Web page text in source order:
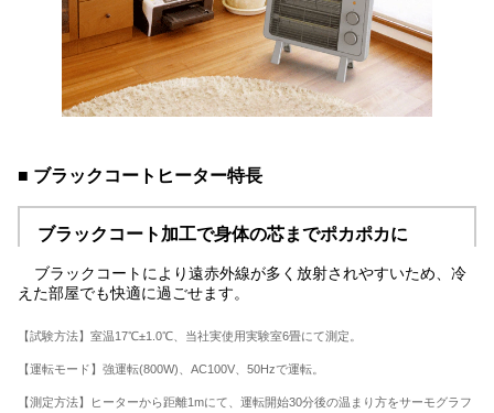
■ ブラックコートヒーター特長
ブラックコート加工で身体の芯までポカポカに
ブラックコートにより遠赤外線が多く放射されやすいため、冷
えた部屋でも快適に過ごせます。
【試験方法】室温17℃±1.0℃、当社実使用実験室6畳にて測定。
【運転モード】強運転(800W)、AC100V、50Hzで運転。
【測定方法】ヒーターから距離1mにて、運転開始30分後の温まり方をサーモグラフ